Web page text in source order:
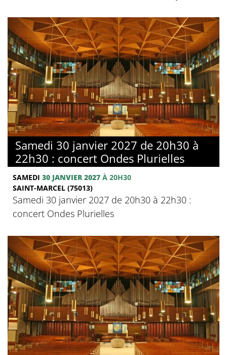
Samedi 30 janvier 2027 de 20h30 à
22h30 : concert Ondes Plurielles
SAMEDI 30 JANVIER 2027 À 20H30
SAINT-MARCEL (75013)
Samedi 30 janvier 2027 de 20h30 à 22h30 :
concert Ondes Plurielles